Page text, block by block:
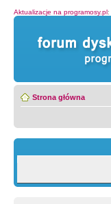
Aktualizacje na programosy.pl:
Strona główna